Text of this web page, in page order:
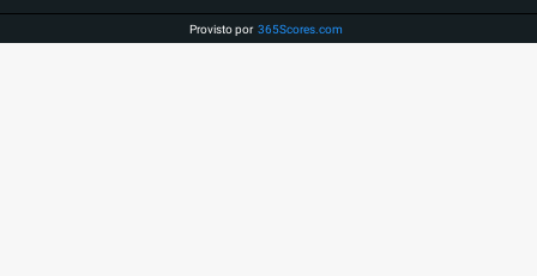
Provisto por 365Scores.com